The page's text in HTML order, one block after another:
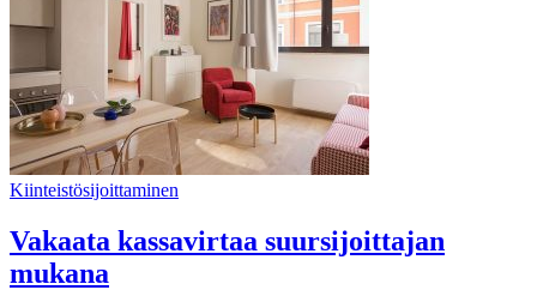
Kiinteistösijoittaminen
Vakaata kassavirtaa suursijoittajan
mukana